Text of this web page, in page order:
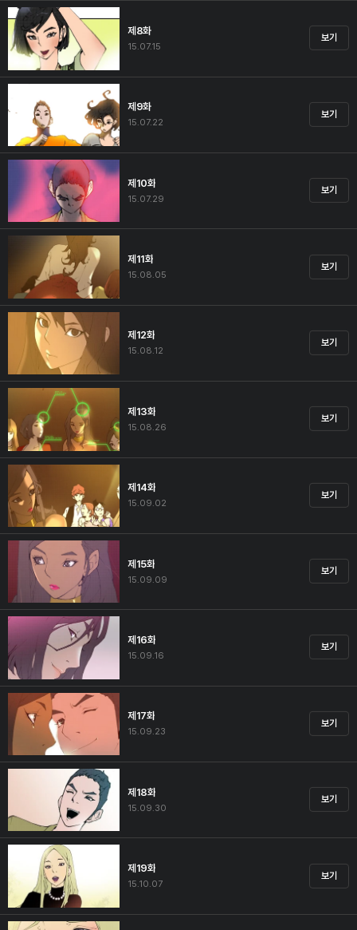
제8화
15.07.15
보기
제9화
15.07.22
보기
제10화
15.07.29
보기
제11화
15.08.05
보기
제12화
15.08.12
보기
제13화
15.08.26
보기
제14화
15.09.02
보기
제15화
15.09.09
보기
제16화
15.09.16
보기
제17화
15.09.23
보기
제18화
15.09.30
보기
제19화
15.10.07
보기